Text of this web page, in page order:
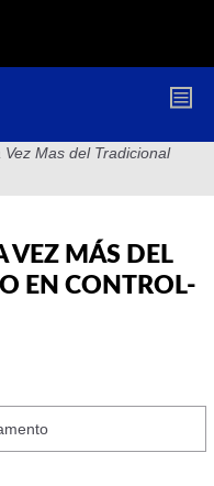
Mas del Tradicional
VEZ MÁS DEL
EN CONTROL-